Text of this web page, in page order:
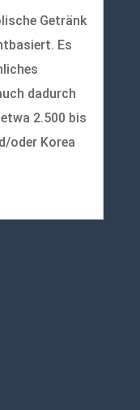
Getränk
Es
dadurch
2.500 bis
oder Korea